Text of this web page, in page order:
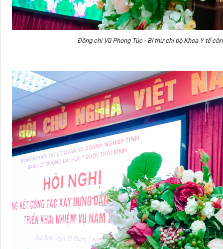
Đồng chí Vũ Phong Túc - Bí thư chi bộ Khoa Y tế